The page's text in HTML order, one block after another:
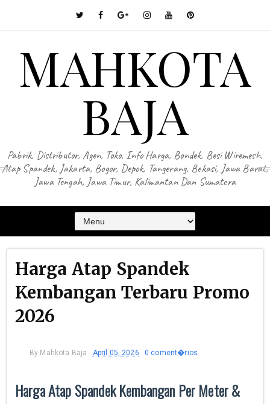
MAHKOTA
BAJA
Pabrik, Distributor, Agen, Toko, Info Harga, Bondek, Besi Wiremesh,
Atap Spandek, Jakarta, Bogor, Depok, Tangerang, Bekasi, Jawa Barat,
Jawa Tengah, Jawa Timur, Kalimantan Dan Sumatera
Harga Atap Spandek
Kembangan Terbaru Promo
2026
By Mahkota Baja April 05, 2026 0 coment�rios
Harga Atap Spandek Kembangan Per Meter &